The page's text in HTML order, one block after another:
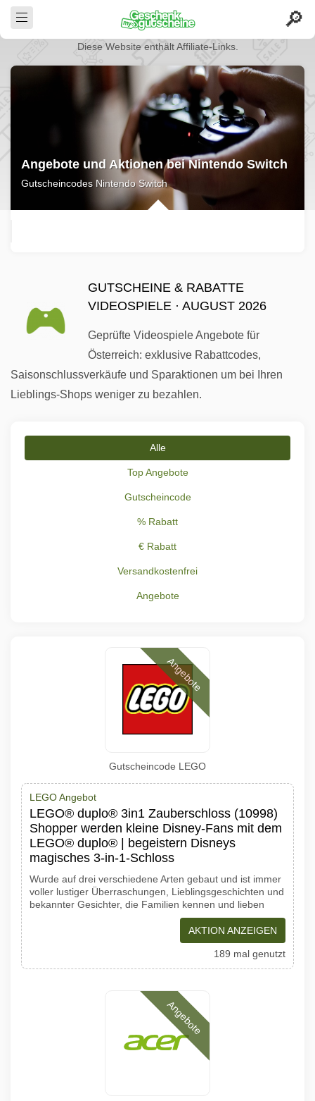
Diese Website enthält Affiliate-Links.
Angebote und Aktionen bei Nintendo Switch
Gutscheincodes Nintendo Switch
GUTSCHEINE & RABATTE
VIDEOSPIELE · AUGUST 2026
Geprüfte Videospiele Angebote für
Österreich: exklusive Rabattcodes,
Saisonschlussverkäufe und Sparaktionen um bei Ihren
Lieblings-Shops weniger zu bezahlen.
Alle
Top Angebote
Gutscheincode
% Rabatt
€ Rabatt
Versandkostenfrei
Angebote
Angebote
Gutscheincode LEGO
LEGO Angebot
LEGO® duplo® 3in1 Zauberschloss (10998)
Shopper werden kleine Disney-Fans mit dem
LEGO® duplo® | begeistern Disneys
magisches 3-in-1-Schloss
Wurde auf drei verschiedene Arten gebaut und ist immer
voller lustiger Überraschungen, Lieblingsgeschichten und
bekannter Gesichter, die Familien kennen und lieben
AKTION ANZEIGEN
189 mal genutzt
Angebote